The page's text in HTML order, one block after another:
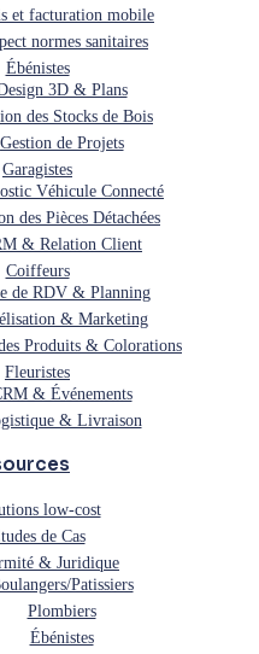
et facturation mobile
normes sanitaires
Ébénistes
3D & Plans
des Stocks de Bois
Gestion de Projets
Garagistes
Véhicule Connecté
des Pièces Détachées
& Relation Client
Coiffeurs
de RDV & Planning
& Marketing
Produits & Colorations
Fleuristes
& Événements
& Livraison
low-cost
de Cas
& Juridique
Patissiers
Plombiers
Ébénistes